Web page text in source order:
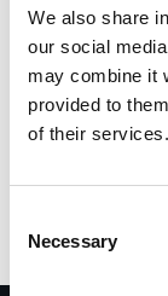
We also share
our social
may combine it
provided to
of their services.
Selection
Necessary